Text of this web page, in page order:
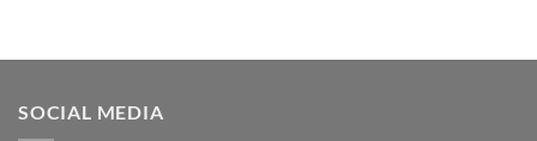
SOCIAL MEDIA